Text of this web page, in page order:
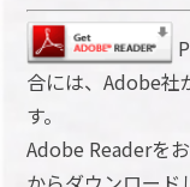
合には、Adobe社
す。
Adobe Readerを